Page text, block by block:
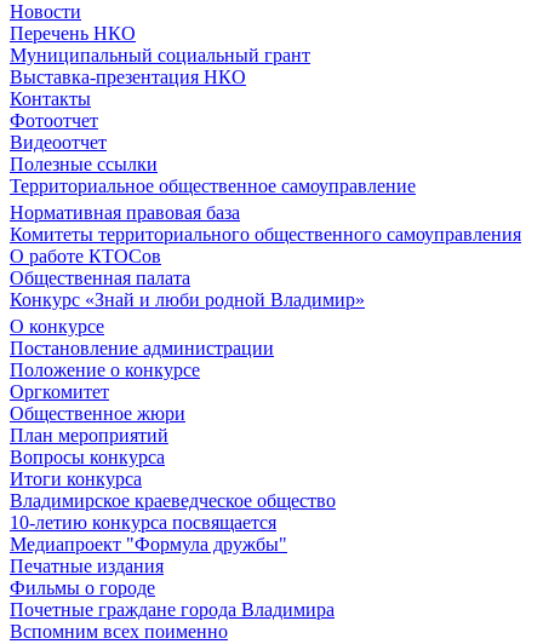
Новости
Перечень НКО
Муниципальный социальный грант
Выставка-презентация НКО
Контакты
Фотоотчет
Видеоотчет
Полезные ссылки
Территориальное общественное самоуправление
Нормативная правовая база
Комитеты территориального общественного самоуправления
О работе КТОСов
Общественная палата
Конкурс «Знай и люби родной Владимир»
О конкурсе
Постановление администрации
Положение о конкурсе
Оргкомитет
Общественное жюри
План мероприятий
Вопросы конкурса
Итоги конкурса
Владимирское краеведческое общество
10-летию конкурса посвящается
Медиапроект "Формула дружбы"
Печатные издания
Фильмы о городе
Почетные граждане города Владимира
Вспомним всех поименно